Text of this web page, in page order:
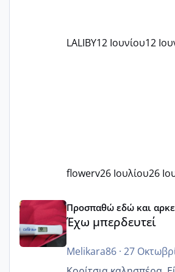
LALIBY12 Ιουνίου12
flowerv26 Ιουλίου26
Έχω μπερδευτεί
Προσπαθώ εδώ και
Έχω μπερδευτεί
Melikara86· 27